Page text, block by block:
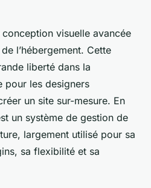
visuelle avancée
l’hébergement. Cette
liberté dans la
pour les designers
un site sur-mesure. En
un système de gestion de
largement utilisé pour sa
sa flexibilité et sa